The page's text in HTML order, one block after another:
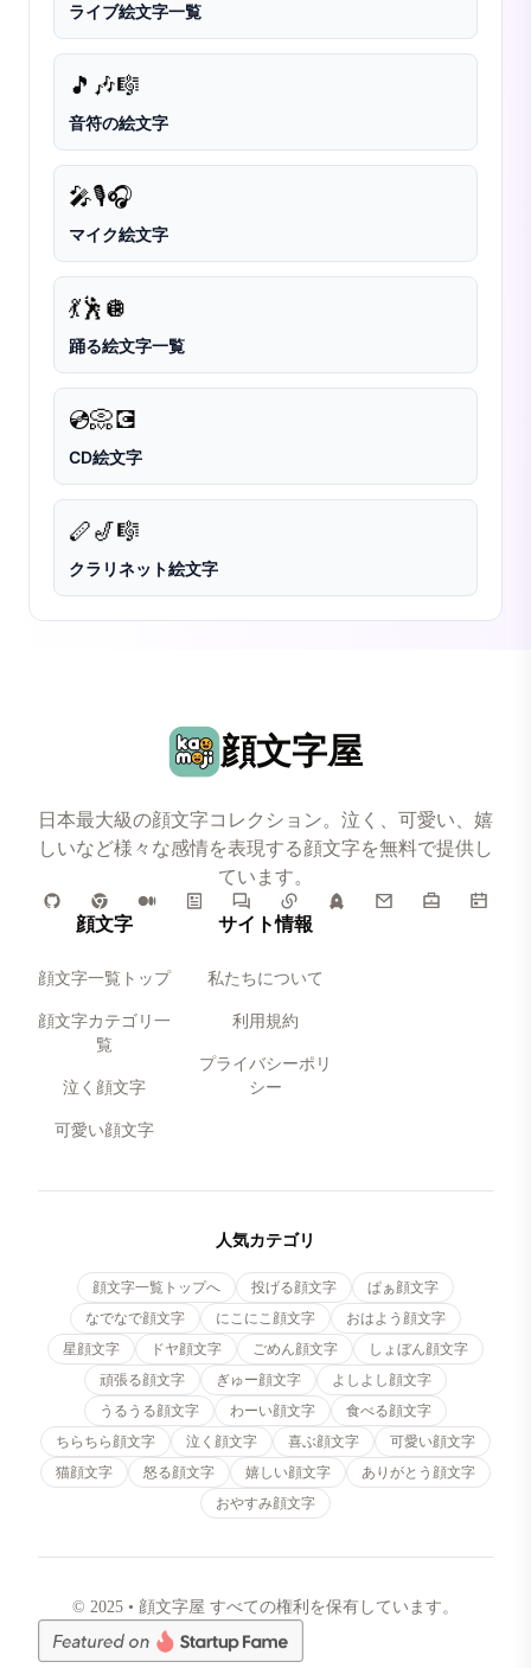
ライブ絵文字一覧
🎵 🎶🎼
音符の絵文字
🎤🎙️🎧
マイク絵文字
💃🕺 🪩
踊る絵文字一覧
💿📀💽
CD絵文字
🪈🎷🎼
クラリネット絵文字
顔文字屋
日本最大級の顔文字コレクション。泣く、可愛い、嬉
しいなど様々な感情を表現する顔文字を無料で提供し
ています。
顔文字
顔文字一覧トップ
顔文字カテゴリ一
覧
泣く顔文字
可愛い顔文字
サイト情報
私たちについて
利用規約
プライバシーポリ
シー
人気カテゴリ
顔文字一覧トップへ 投げる顔文字
ぱぁ顔文字
なでなで顔文字
にこにこ顔文字
おはよう顔文字
星顔文字
ドヤ顔文字 ごめん顔文字
しょぼん顔文字
頑張る顔文字
ぎゅー顔文字
よしよし顔文字
うるうる顔文字
わーい顔文字
食べる顔文字
ちらちら顔文字
泣く顔文字 喜ぶ顔文字
可愛い顔文字
猫顔文字
怒る顔文字 嬉しい顔文字
ありがとう顔文字
おやすみ顔文字
© 2025 • 顔文字屋 すべての権利を保有しています。